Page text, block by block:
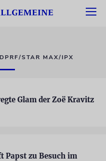
STAR MAX/IPX
Glam der Zoë Kravitz
Papst zu Besuch im